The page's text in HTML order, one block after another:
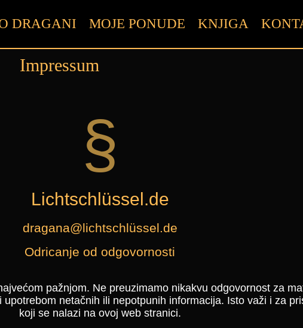
DRAGANI MOJE PONUDE KNJIGA
Impressum
§
Lichtschlüssel.de
dragana@lichtschlüssel.de
Odricanje od odgovornosti
pažnjom. Ne preuzimamo nikakvu odgovornost za
netačnih ili nepotpunih informacija. Isto važi i za
koji se nalazi na ovoj web stranici.